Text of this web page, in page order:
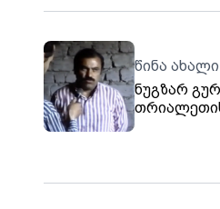
წინა ახალი
ნუგზარ